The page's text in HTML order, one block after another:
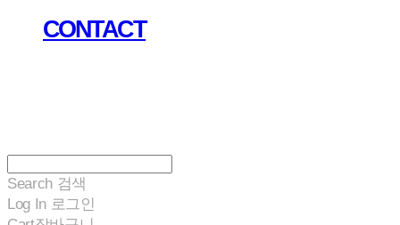
CONTACT
Search 검색
Log In 로그인